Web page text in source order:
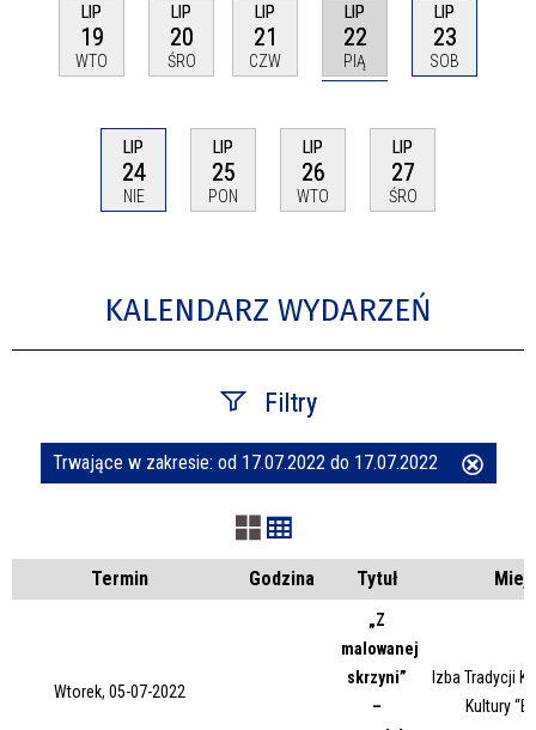
LIP
19
WTO
LIP
20
ŚRO
LIP
21
CZW
LIP
22
PIĄ
LIP
23
SOB
LIP
24
NIE
LIP
25
PON
LIP
26
WTO
LIP
27
ŚRO
KALENDARZ WYDARZEŃ
Filtry
Szukana fraza
Kategoria
Trwające w zakresie: od 17.07.2022 do 17.07.2022
Termin Godzina Tytuł
Wtorek, 05-07-2022
„Z
malowanej
skrzyni”
–
Izba Tradycji
Kultury